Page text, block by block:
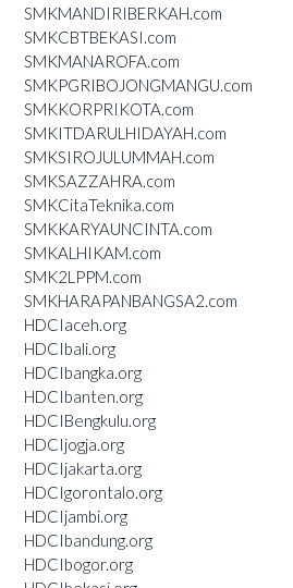
SMKMANDIRIBERKAH.com
SMKCBTBEKASI.com
SMKMANAROFA.com
SMKPGRIBOJONGMANGU.com
SMKKORPRIKOTA.com
SMKITDARULHIDAYAH.com
SMKSIROJULUMMAH.com
SMKSAZZAHRA.com
SMKCitaTeknika.com
SMKKARYAUNCINTA.com
SMKALHIKAM.com
SMK2LPPM.com
SMKHARAPANBANGSA2.com
HDCIaceh.org
HDCIbali.org
HDCIbangka.org
HDCIbanten.org
HDCIBengkulu.org
HDCIjogja.org
HDCIjakarta.org
HDCIgorontalo.org
HDCIjambi.org
HDCIbandung.org
HDCIbogor.org